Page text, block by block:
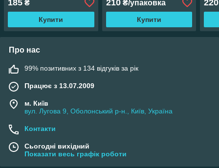
185 ₴
Купити
210₴/упаковка
Купити
220
Про нас
99% позитивних з 134 відгуків за рік
Працює з 13.07.2009
м. Київ
вул. Лугова 9, Оболонський р-н., Київ, Україна
Контакти
Сьогодні вихідний
Показати весь графік роботи